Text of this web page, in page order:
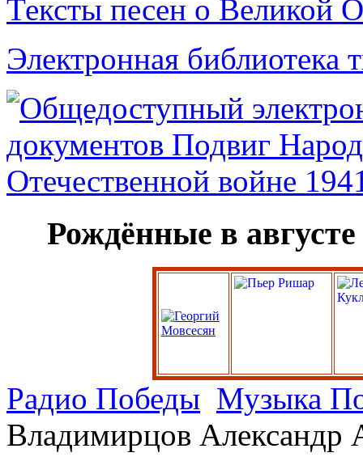
Тексты песен о Великой
Электронная библиотека
Рождённые в августе
Радио Победы Музыка
Владимирцов Александр